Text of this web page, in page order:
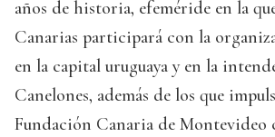
años de historia, efeméride en la
Canarias participará con la
en la capital uruguaya y en la
Canelones, además de los que
Fundación Canaria de Montevideo